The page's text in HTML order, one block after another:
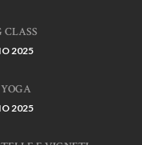
CLASS
2025
2025